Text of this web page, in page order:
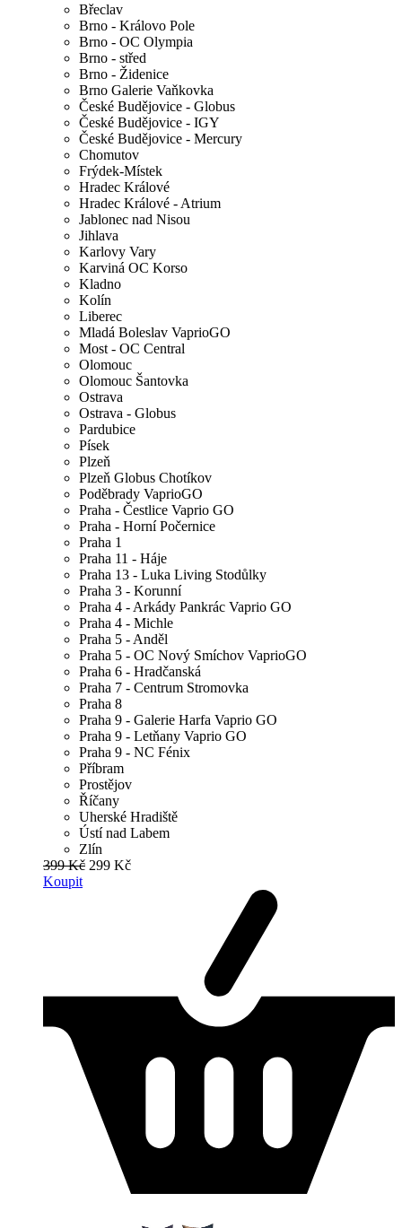
Břeclav
Brno - Královo Pole
Brno - OC Olympia
Brno - střed
Brno - Židenice
Brno Galerie Vaňkovka
České Budějovice - Globus
České Budějovice - IGY
České Budějovice - Mercury
Chomutov
Frýdek-Místek
Hradec Králové
Hradec Králové - Atrium
Jablonec nad Nisou
Jihlava
Karlovy Vary
Karviná OC Korso
Kladno
Kolín
Liberec
Mladá Boleslav VaprioGO
Most - OC Central
Olomouc
Olomouc Šantovka
Ostrava
Ostrava - Globus
Pardubice
Písek
Plzeň
Plzeň Globus Chotíkov
Poděbrady VaprioGO
Praha - Čestlice Vaprio GO
Praha - Horní Počernice
Praha 1
Praha 11 - Háje
Praha 13 - Luka Living Stodůlky
Praha 3 - Korunní
Praha 4 - Arkády Pankrác Vaprio GO
Praha 4 - Michle
Praha 5 - Anděl
Praha 5 - OC Nový Smíchov VaprioGO
Praha 6 - Hradčanská
Praha 7 - Centrum Stromovka
Praha 8
Praha 9 - Galerie Harfa Vaprio GO
Praha 9 - Letňany Vaprio GO
Praha 9 - NC Fénix
Příbram
Prostějov
Říčany
Uherské Hradiště
Ústí nad Labem
Zlín
399 Kč 299 Kč
Koupit